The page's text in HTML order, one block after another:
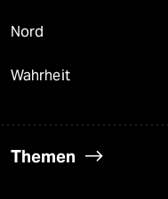
Nord
Wahrheit
Themen